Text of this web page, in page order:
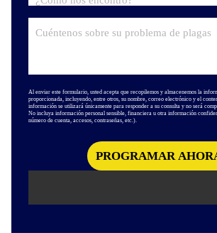
Al enviar este formulario, usted acepta que recopilemos y almacenemos la
proporcionada, incluyendo, entre otros, su nombre, correo electrónico y el
información se utilizará únicamente para responder a su consulta y no será
No incluya información personal sensible, financiera u otra información
número de cuenta, accesos, contraseñas, etc.).